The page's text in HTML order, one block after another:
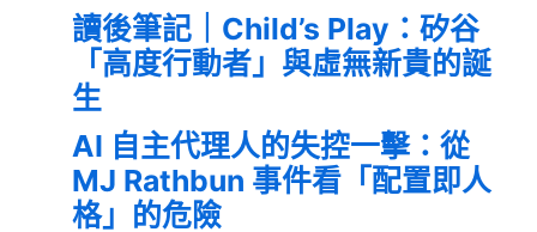
讀後筆記｜Child’s Play：矽谷
「高度行動者」與虛無新貴的誕
生
AI 自主代理人的失控一擊：從
MJ Rathbun 事件看「配置即人
格」的危險